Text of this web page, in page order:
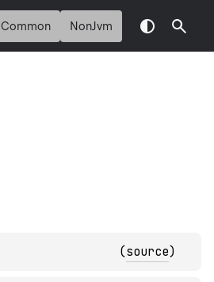
Common NonJvm
(source)